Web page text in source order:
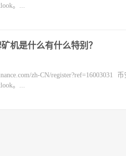
。...
机是什么有什么特别？
zh-CN/register?ref=16003031
。...